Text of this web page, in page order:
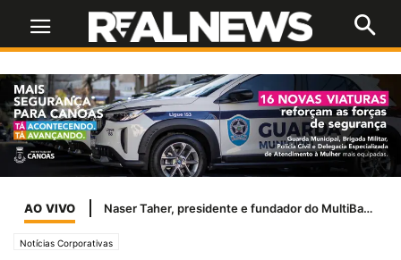
AO VIVO Naser Taher, presidente e fundador do MultiBank Group, homenageado por Sua Alteza Sheikh Nahyan bin Mubarak Al Nahyan com o Prêmio de Excelência de Ouro em FinTech, Ativos Digitais e Blockchain
Notícias Corporativas